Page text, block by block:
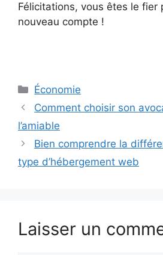
Félicitations, vous êtes le fier
nouveau compte !
Catégories
Économie
Comment choisir son
l’amiable
Bien comprendre la
type d’hébergement web
Laisser un